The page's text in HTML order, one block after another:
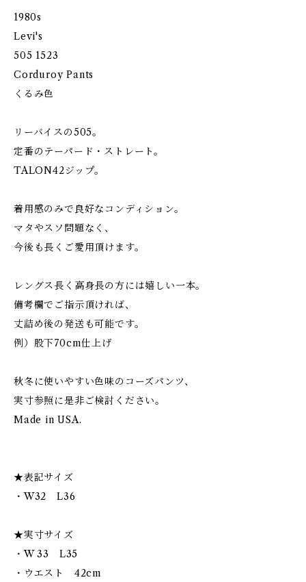
1980s
Levi's
505 1523
Corduroy Pants
くるみ色
リーバイスの505。
定番のテーパード・ストレート。
TALON42ジップ。
着用感のみで良好なコンディション。
マタやスソ問題なく、
今後も長くご愛用頂けます。
レングス長く高身長の方には嬉しい一本。
備考欄でご指示頂ければ、
丈詰め後の発送も可能です。
例）股下70cm仕上げ
秋冬に使いやすい色味のコーズパンツ、
実寸参照に是非ご検討ください。
Made in USA.
★表記サイズ
・W32 L36
★実寸サイズ
・W 33 L35
・ウエスト 42cm